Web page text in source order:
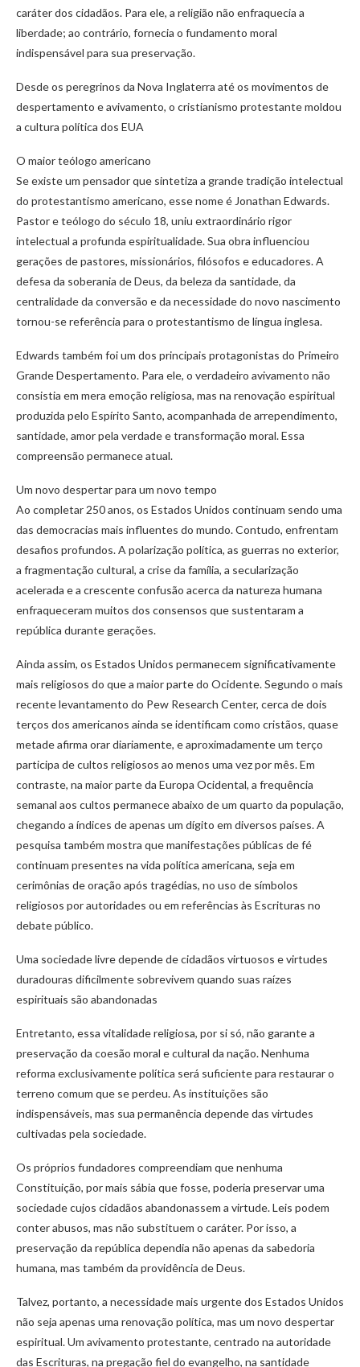
caráter dos cidadãos. Para ele, a religião não enfraquecia a
liberdade; ao contrário, fornecia o fundamento moral
indispensável para sua preservação.
Desde os peregrinos da Nova Inglaterra até os movimentos de
despertamento e avivamento, o cristianismo protestante moldou
a cultura política dos EUA
O maior teólogo americano
Se existe um pensador que sintetiza a grande tradição intelectual
do protestantismo americano, esse nome é Jonathan Edwards.
Pastor e teólogo do século 18, uniu extraordinário rigor
intelectual a profunda espiritualidade. Sua obra influenciou
gerações de pastores, missionários, filósofos e educadores. A
defesa da soberania de Deus, da beleza da santidade, da
centralidade da conversão e da necessidade do novo nascimento
tornou-se referência para o protestantismo de língua inglesa.
Edwards também foi um dos principais protagonistas do Primeiro
Grande Despertamento. Para ele, o verdadeiro avivamento não
consistia em mera emoção religiosa, mas na renovação espiritual
produzida pelo Espírito Santo, acompanhada de arrependimento,
santidade, amor pela verdade e transformação moral. Essa
compreensão permanece atual.
Um novo despertar para um novo tempo
Ao completar 250 anos, os Estados Unidos continuam sendo uma
das democracias mais influentes do mundo. Contudo, enfrentam
desafios profundos. A polarização política, as guerras no exterior,
a fragmentação cultural, a crise da família, a secularização
acelerada e a crescente confusão acerca da natureza humana
enfraqueceram muitos dos consensos que sustentaram a
república durante gerações.
Ainda assim, os Estados Unidos permanecem significativamente
mais religiosos do que a maior parte do Ocidente. Segundo o mais
recente levantamento do Pew Research Center, cerca de dois
terços dos americanos ainda se identificam como cristãos, quase
metade afirma orar diariamente, e aproximadamente um terço
participa de cultos religiosos ao menos uma vez por mês. Em
contraste, na maior parte da Europa Ocidental, a frequência
semanal aos cultos permanece abaixo de um quarto da população,
chegando a índices de apenas um dígito em diversos países. A
pesquisa também mostra que manifestações públicas de fé
continuam presentes na vida política americana, seja em
cerimônias de oração após tragédias, no uso de símbolos
religiosos por autoridades ou em referências às Escrituras no
debate público.
Uma sociedade livre depende de cidadãos virtuosos e virtudes
duradouras dificilmente sobrevivem quando suas raízes
espirituais são abandonadas
Entretanto, essa vitalidade religiosa, por si só, não garante a
preservação da coesão moral e cultural da nação. Nenhuma
reforma exclusivamente política será suficiente para restaurar o
terreno comum que se perdeu. As instituições são
indispensáveis, mas sua permanência depende das virtudes
cultivadas pela sociedade.
Os próprios fundadores compreendiam que nenhuma
Constituição, por mais sábia que fosse, poderia preservar uma
sociedade cujos cidadãos abandonassem a virtude. Leis podem
conter abusos, mas não substituem o caráter. Por isso, a
preservação da república dependia não apenas da sabedoria
humana, mas também da providência de Deus.
Talvez, portanto, a necessidade mais urgente dos Estados Unidos
não seja apenas uma renovação política, mas um novo despertar
espiritual. Um avivamento protestante, centrado na autoridade
das Escrituras, na pregação fiel do evangelho, na santidade